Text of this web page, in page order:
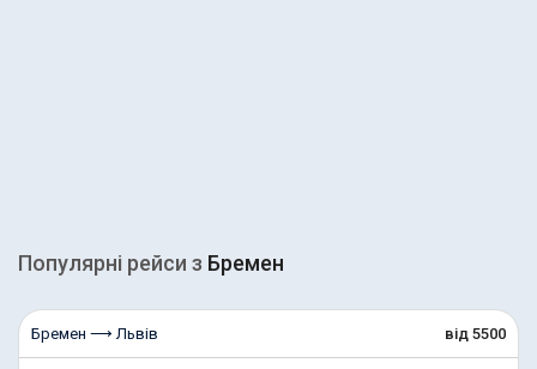
Популярні рейcи з Бремен
Бремен ⟶ Львів від 5500